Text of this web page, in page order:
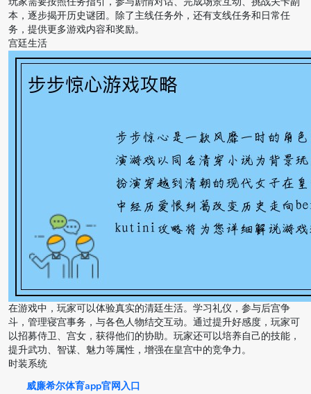
本，逐步揭开历史谜团。除了主线任务外，还有支线任务和日常任
务，提供更多游戏内容和奖励。
宫廷生活
在游戏中，玩家可以体验真实的清廷生活。学习礼仪，参与后宫争
斗，管理寝宫事务，与各色人物结交互动。通过提升好感度，玩家可
以招募侍卫、宫女，获得他们的协助。玩家还可以培养自己的技能，
提升武功、智谋、魅力等属性，增强在皇宫中的竞争力。
时装系统
威廉希尔体育app官网入口